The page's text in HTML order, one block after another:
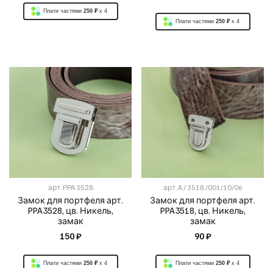
Плати частями 250 ₽ x 4
Плати частями 250 ₽ x 4
арт. PPA 3528
Замок для портфеля арт.
PPA3528, цв. Никель,
замак
150 ₽
Плати частями 250 ₽ x 4
арт.A / 3518 /001/10/06
Замок для портфеля арт.
PPA3518, цв. Никель,
замак
90 ₽
Плати частями 250 ₽ x 4